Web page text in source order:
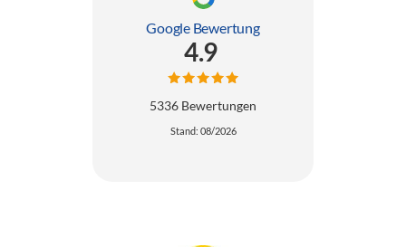
Google Bewertung
4.9
5336 Bewertungen
Stand: 08/2026